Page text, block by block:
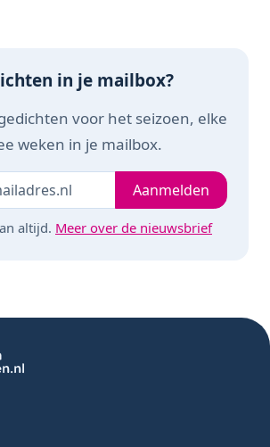
in je mailbox?
voor het seizoen, elke
weken in je mailbox.
leeg Je e-mailadresAanmelden
altijd. Meer over de nieuwsbrief